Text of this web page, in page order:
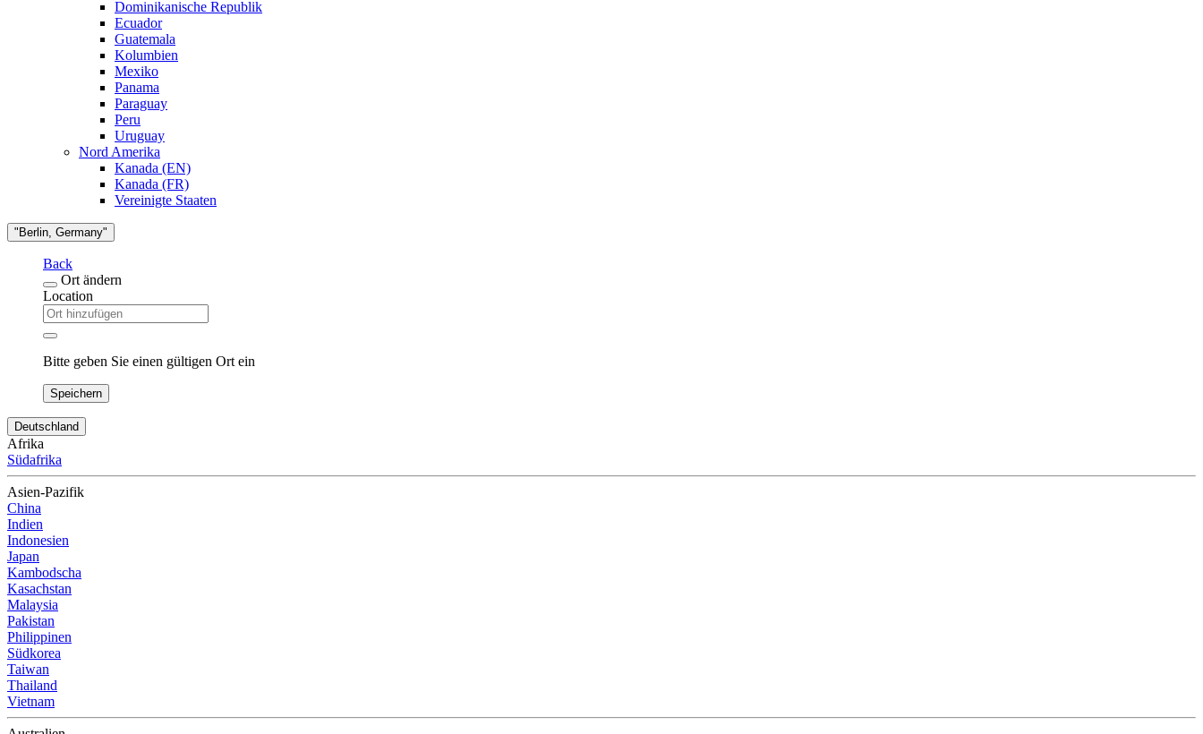
Dominikanische Republik
Ecuador
Guatemala
Kolumbien
Mexiko
Panama
Paraguay
Peru
Uruguay
Nord Amerika
Kanada (EN)
Kanada (FR)
Vereinigte Staaten
"Berlin, Germany"
Back
Ort ändern
Location
Bitte geben Sie einen gültigen Ort ein
Speichern
Deutschland
Afrika
Südafrika
Asien-Pazifik
China
Indien
Indonesien
Japan
Kambodscha
Kasachstan
Malaysia
Pakistan
Philippinen
Südkorea
Taiwan
Thailand
Vietnam